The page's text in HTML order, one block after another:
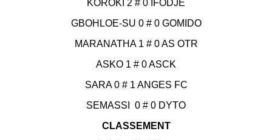
KOROKI 2 # 0 IFODJÈ
GBOHLOE-SU 0 # 0 GOMIDO
MARANATHA 1 # 0 AS OTR
ASKO 1 # 0 ASCK
SARA 0 # 1 ANGES FC
SEMASSI 0 # 0 DYTO
CLASSEMENT